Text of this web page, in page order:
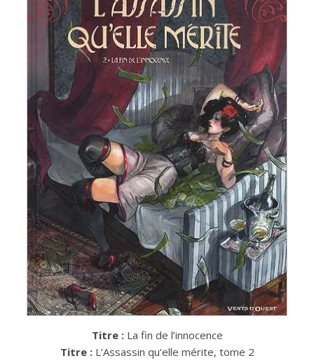
Titre : La fin de l’innocence
Titre : L’Assassin qu’elle mérite, tome 2